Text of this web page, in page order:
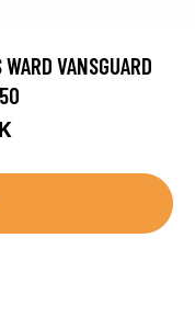
VANSGUARD